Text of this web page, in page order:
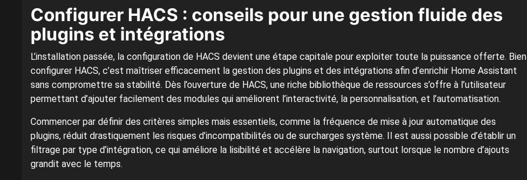
Configurer HACS : conseils pour une gestion fluide des
plugins et intégrations
L’installation passée, la configuration de HACS devient une étape capitale pour exploiter toute la puissance offerte. Bien
configurer HACS, c’est maîtriser efficacement la gestion des plugins et des intégrations afin d’enrichir Home Assistant
sans compromettre sa stabilité. Dès l’ouverture de HACS, une riche bibliothèque de ressources s’offre à l’utilisateur
permettant d’ajouter facilement des modules qui améliorent l’interactivité, la personnalisation, et l’automatisation.
Commencer par définir des critères simples mais essentiels, comme la fréquence de mise à jour automatique des
plugins, réduit drastiquement les risques d’incompatibilités ou de surcharges système. Il est aussi possible d’établir un
filtrage par type d’intégration, ce qui améliore la lisibilité et accélère la navigation, surtout lorsque le nombre d’ajouts
grandit avec le temps.